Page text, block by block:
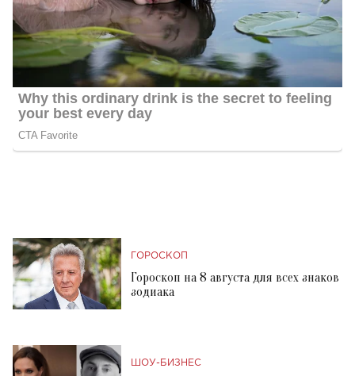
ГОРОСКОП
Гороскоп на 8 августа для всех знаков
зодиака
ШОУ-БИЗНЕС